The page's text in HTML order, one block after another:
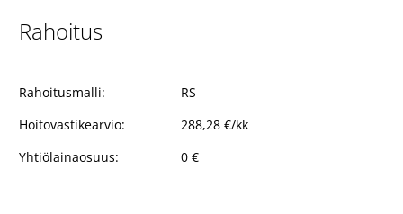
Rahoitus
Rahoitusmalli:
RS
Hoitovastikearvio:
288,28 €/kk
Yhtiölainaosuus:
0 €